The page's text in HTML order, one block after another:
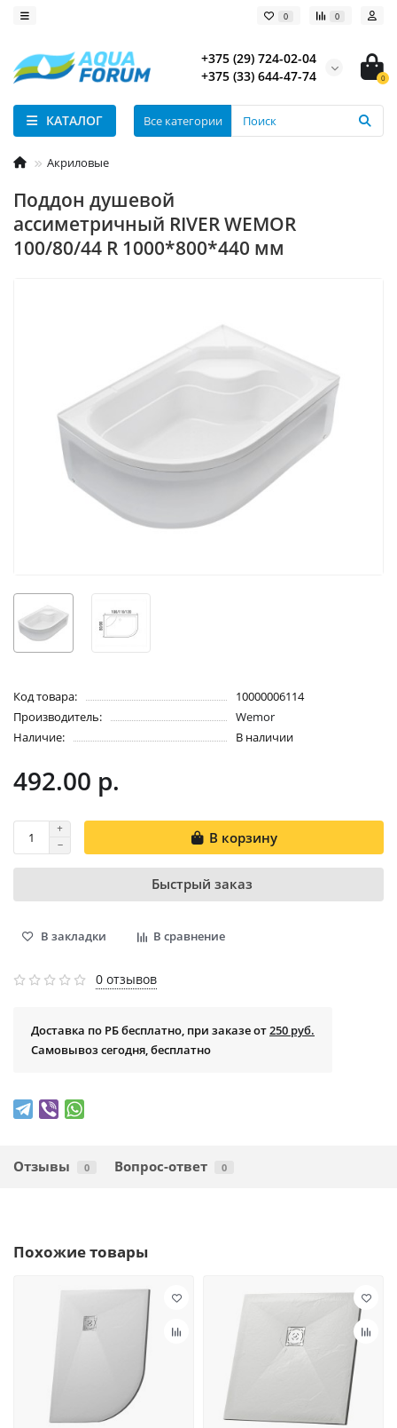
0 0
+375 (29) 724-02-04
+375 (33) 644-47-74
0
КАТАЛОГ Все категории
Акриловые
Поддон душевой
ассиметричный RIVER WEMOR
100/80/44 R 1000*800*440 мм
Код товара:
10000006114
Производитель:
Wemor
Наличие:
В наличии
492.00 р.
В корзину
Быстрый заказ
В закладки В сравнение
0 отзывов
Доставка по РБ бесплатно, при заказе от250 руб.
Самовывоз сегодня, бесплатно
Отзывы 0 Вопрос-ответ 0
Похожие товары